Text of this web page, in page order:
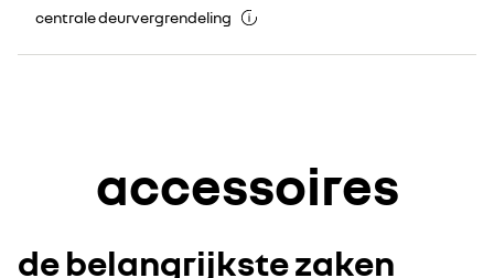
centrale deurvergrendeling
accessoires
de belangrijkste zaken